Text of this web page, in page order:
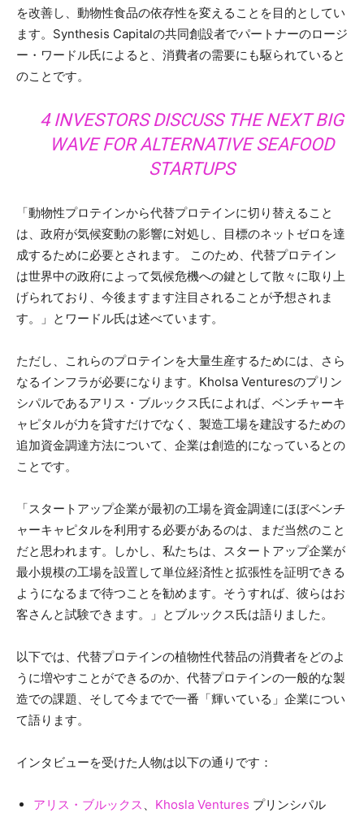
を改善し、動物性食品の依存性を変えることを目的としてい
ます。Synthesis Capitalの共同創設者でパートナーのロージ
ー・ワードル氏によると、消費者の需要にも駆られていると
のことです。
4 INVESTORS DISCUSS THE NEXT BIG
WAVE FOR ALTERNATIVE SEAFOOD
STARTUPS
「動物性プロテインから代替プロテインに切り替えること
は、政府が気候変動の影響に対処し、目標のネットゼロを達
成するために必要とされます。 このため、代替プロテイン
は世界中の政府によって気候危機への鍵として散々に取り上
げられており、今後ますます注目されることが予想されま
す。」とワードル氏は述べています。
ただし、これらのプロテインを大量生産するためには、さら
なるインフラが必要になります。Kholsa Venturesのプリン
シパルであるアリス・ブルックス氏によれば、ベンチャーキ
ャピタルが力を貸すだけでなく、製造工場を建設するための
追加資金調達方法について、企業は創造的になっているとの
ことです。
「スタートアップ企業が最初の工場を資金調達にほぼベンチ
ャーキャピタルを利用する必要があるのは、まだ当然のこと
だと思われます。しかし、私たちは、スタートアップ企業が
最小規模の工場を設置して単位経済性と拡張性を証明できる
ようになるまで待つことを勧めます。そうすれば、彼らはお
客さんと試験できます。」とブルックス氏は語りました。
以下では、代替プロテインの植物性代替品の消費者をどのよ
うに増やすことができるのか、代替プロテインの一般的な製
造での課題、そして今までで一番「輝いている」企業につい
て語ります。
インタビューを受けた人物は以下の通りです：
アリス・ブルックス Khosla Ventures プリンシパル